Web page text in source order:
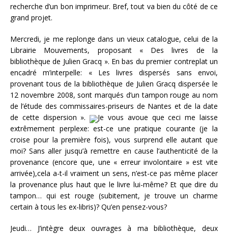
recherche d’un bon imprimeur. Bref, tout va bien du côté de ce
grand projet.
Mercredi, je me replonge dans un vieux catalogue, celui de la
Librairie Mouvements, proposant « Des livres de la
bibliothèque de Julien Gracq ». En bas du premier contreplat un
encadré m’interpelle: « Les livres dispersés sans envoi,
provenant tous de la bibliothèque de Julien Gracq dispersée le
12 novembre 2008, sont marqués d’un tampon rouge au nom
de l’étude des commissaires-priseurs de Nantes et de la date
de cette dispersion ».
Je vous avoue que ceci me laisse
extrêmement perplexe: est-ce une pratique courante (je la
croise pour la première fois), vous surprend elle autant que
moi? Sans aller jusqu’à remettre en cause l’authenticité de la
provenance (encore que, une « erreur involontaire » est vite
arrivée),cela a-t-il vraiment un sens, n’est-ce pas même placer
la provenance plus haut que le livre lui-même? Et que dire du
tampon… qui est rouge (subitement, je trouve un charme
certain à tous les ex-libris)? Qu’en pensez-vous?
Jeudi… J’intègre deux ouvrages à ma bibliothèque, deux